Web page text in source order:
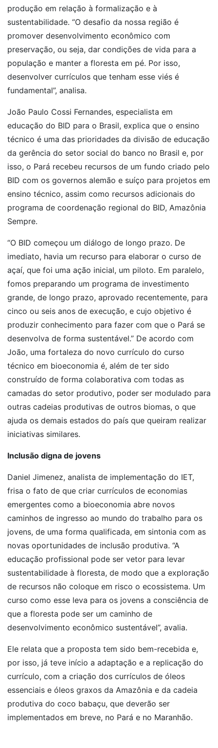
produção em relação à formalização e à
sustentabilidade. “O desafio da nossa região é
promover desenvolvimento econômico com
preservação, ou seja, dar condições de vida para a
população e manter a floresta em pé. Por isso,
desenvolver currículos que tenham esse viés é
fundamental”, analisa.
João Paulo Cossi Fernandes, especialista em
educação do BID para o Brasil, explica que o ensino
técnico é uma das prioridades da divisão de educação
da gerência do setor social do banco no Brasil e, por
isso, o Pará recebeu recursos de um fundo criado pelo
BID com os governos alemão e suíço para projetos em
ensino técnico, assim como recursos adicionais do
programa de coordenação regional do BID, Amazônia
Sempre.
“O BID começou um diálogo de longo prazo. De
imediato, havia um recurso para elaborar o curso de
açaí, que foi uma ação inicial, um piloto. Em paralelo,
fomos preparando um programa de investimento
grande, de longo prazo, aprovado recentemente, para
cinco ou seis anos de execução, e cujo objetivo é
produzir conhecimento para fazer com que o Pará se
desenvolva de forma sustentável.” De acordo com
João, uma fortaleza do novo currículo do curso
técnico em bioeconomia é, além de ter sido
construído de forma colaborativa com todas as
camadas do setor produtivo, poder ser modulado para
outras cadeias produtivas de outros biomas, o que
ajuda os demais estados do país que queiram realizar
iniciativas similares.
Inclusão digna de jovens
Daniel Jimenez, analista de implementação do IET,
frisa o fato de que criar currículos de economias
emergentes como a bioeconomia abre novos
caminhos de ingresso ao mundo do trabalho para os
jovens, de uma forma qualificada, em sintonia com as
novas oportunidades de inclusão produtiva. “A
educação profissional pode ser vetor para levar
sustentabilidade à floresta, de modo que a exploração
de recursos não coloque em risco o ecossistema. Um
curso como esse leva para os jovens a consciência de
que a floresta pode ser um caminho de
desenvolvimento econômico sustentável”, avalia.
Ele relata que a proposta tem sido bem-recebida e,
por isso, já teve início a adaptação e a replicação do
currículo, com a criação dos currículos de óleos
essenciais e óleos graxos da Amazônia e da cadeia
produtiva do coco babaçu, que deverão ser
implementados em breve, no Pará e no Maranhão.